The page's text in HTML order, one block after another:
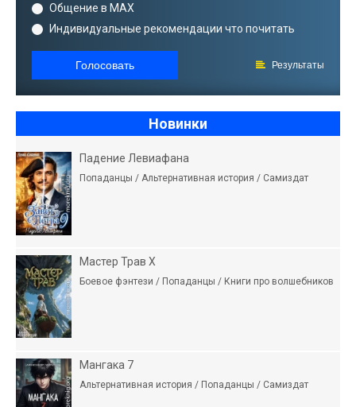
Общение в MAX
Индивидуальные рекомендации что почитать
Голосовать Результаты
Новинки
Падение Левиафана
Попаданцы / Альтернативная история / Самиздат
Мастер Трав X
Боевое фэнтези / Попаданцы / Книги про волшебников
Мангака 7
Альтернативная история / Попаданцы / Самиздат